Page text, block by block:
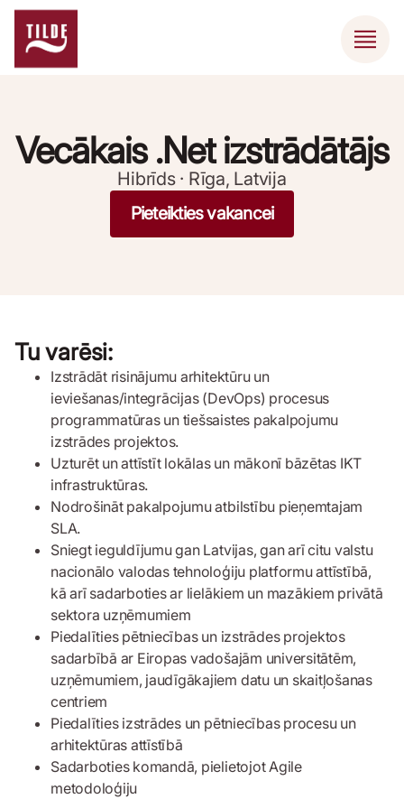
Vecākais .Net izstrādātājs
Hibrīds · Rīga, Latvija
Pieteikties vakancei
Tu varēsi:
Izstrādāt risinājumu arhitektūru un
ieviešanas/integrācijas (DevOps) procesus
programmatūras un tiešsaistes pakalpojumu
izstrādes projektos.
Uzturēt un attīstīt lokālas un mākonī bāzētas IKT
infrastruktūras.
Nodrošināt pakalpojumu atbilstību pieņemtajam
SLA.
Sniegt ieguldījumu gan Latvijas, gan arī citu valstu
nacionālo valodas tehnoloģiju platformu attīstībā,
kā arī sadarboties ar lielākiem un mazākiem privātā
sektora uzņēmumiem
Piedalīties pētniecības un izstrādes projektos
sadarbībā ar Eiropas vadošajām universitātēm,
uzņēmumiem, jaudīgākajiem datu un skaitļošanas
centriem
Piedalīties izstrādes un pētniecības procesu un
arhitektūras attīstībā
Sadarboties komandā, pielietojot Agile
metodoloģiju